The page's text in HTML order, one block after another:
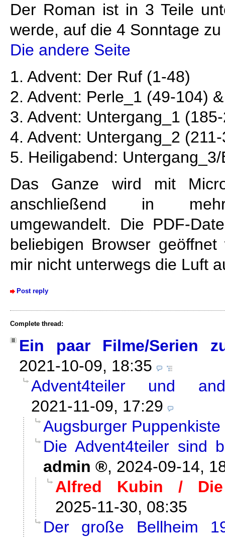
Der Roman ist in 3 Teile
werde, auf die 4 Sonntage
Die andere Seite
1. Advent: Der Ruf (1-48)
2. Advent: Perle_1 (49-104)
3. Advent: Untergang_1
4. Advent: Untergang_2
5. Heiligabend:
Das Ganze wird mit
anschließend in
umgewandelt. Die PDF-
beliebigen Browser
mir nicht unterwegs die Luft
Post reply
Complete thread:
Ein paar Filme/Serien
2021-10-09, 18:35
Advent4teiler und
2021-11-09, 17:29
Augsburger Puppenkiste
Die Advent4teiler sind
admin
, 2024-09-14,
Alfred Kubin /
2025-11-30, 08:35
Der große Bellheim